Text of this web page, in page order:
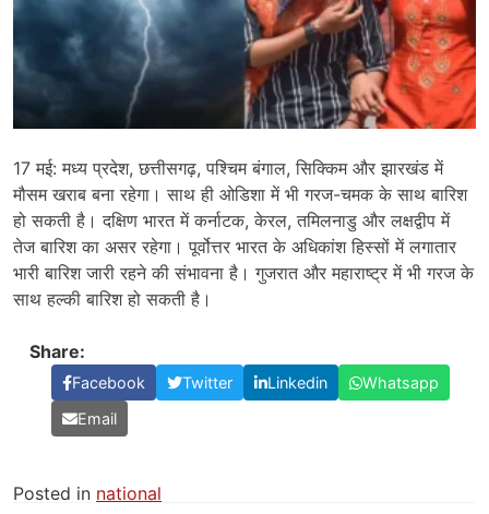
17 मई: मध्य प्रदेश, छत्तीसगढ़, पश्चिम बंगाल, सिक्किम और झारखंड में
मौसम खराब बना रहेगा। साथ ही ओडिशा में भी गरज-चमक के साथ बारिश
हो सकती है। दक्षिण भारत में कर्नाटक, केरल, तमिलनाडु और लक्षद्वीप में
तेज बारिश का असर रहेगा। पूर्वोत्तर भारत के अधिकांश हिस्सों में लगातार
भारी बारिश जारी रहने की संभावना है। गुजरात और महाराष्ट्र में भी गरज के
साथ हल्की बारिश हो सकती है।
Share:
Facebook Twitter Linkedin
Whatsapp
Email
Posted in national